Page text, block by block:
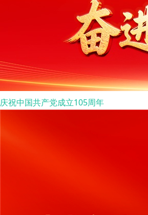
庆祝中国共产党成立105周年